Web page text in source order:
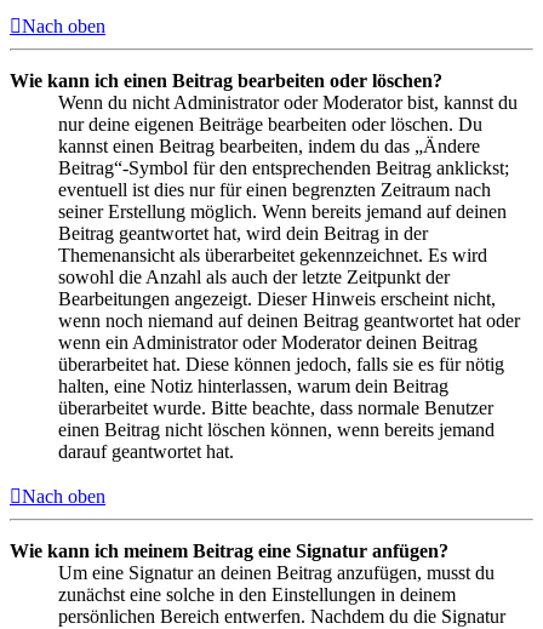
Nach oben
Wie kann ich einen Beitrag bearbeiten oder löschen?
Wenn du nicht Administrator oder Moderator bist, kannst du
nur deine eigenen Beiträge bearbeiten oder löschen. Du
kannst einen Beitrag bearbeiten, indem du das „Ändere
Beitrag“-Symbol für den entsprechenden Beitrag anklickst;
eventuell ist dies nur für einen begrenzten Zeitraum nach
seiner Erstellung möglich. Wenn bereits jemand auf deinen
Beitrag geantwortet hat, wird dein Beitrag in der
Themenansicht als überarbeitet gekennzeichnet. Es wird
sowohl die Anzahl als auch der letzte Zeitpunkt der
Bearbeitungen angezeigt. Dieser Hinweis erscheint nicht,
wenn noch niemand auf deinen Beitrag geantwortet hat oder
wenn ein Administrator oder Moderator deinen Beitrag
überarbeitet hat. Diese können jedoch, falls sie es für nötig
halten, eine Notiz hinterlassen, warum dein Beitrag
überarbeitet wurde. Bitte beachte, dass normale Benutzer
einen Beitrag nicht löschen können, wenn bereits jemand
darauf geantwortet hat.
Nach oben
Wie kann ich meinem Beitrag eine Signatur anfügen?
Um eine Signatur an deinen Beitrag anzufügen, musst du
zunächst eine solche in den Einstellungen in deinem
persönlichen Bereich entwerfen. Nachdem du die Signatur